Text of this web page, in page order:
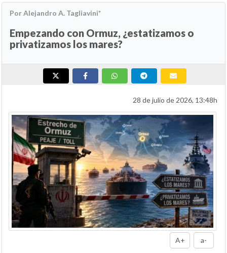
Por Alejandro A. Tagliavini*
Empezando con Ormuz, ¿estatizamos o
privatizamos los mares?
28 de julio de 2026, 13:48h
A+ a-